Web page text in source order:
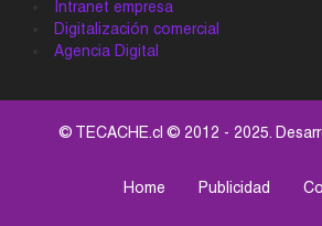
Intranet empresa
Digitalización comercial
Agencia Digital
© TECACHE.cl © 2012 - 2025.
Home Publicidad